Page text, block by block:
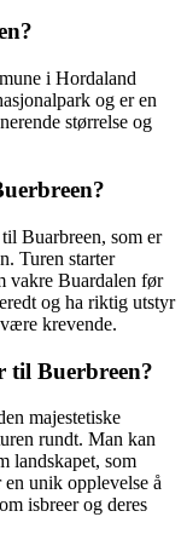
i Hordaland
og er en
størrelse og
Buarbreen, som er
Turen starter
vakre Buardalen før
og ha riktig utstyr
krevende.
til Buerbreen?
majestetiske
rundt. Man kan
landskapet, som
unik opplevelse å
isbreer og deres